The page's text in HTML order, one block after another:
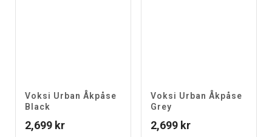
Voksi Urban Åkpåse
Black
2,699 kr
Voksi Urban Åkpåse
Grey
2,699 kr